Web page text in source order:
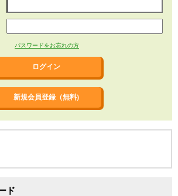
パスワードをお忘れの方
新規会員登録（無料)
ド